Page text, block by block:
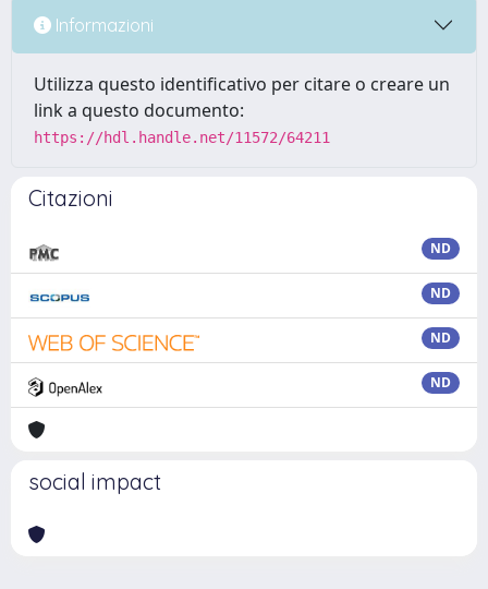
Informazioni
Utilizza questo identificativo per citare o creare un
link a questo documento:
https://hdl.handle.net/11572/64211
Citazioni
ND
ND
ND
ND
social impact